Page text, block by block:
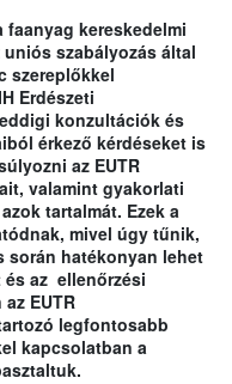
faanyag kereskedelmi
szabályozás által
szereplőkkel
Erdészeti
konzultációk és
érkező kérdéseket is
az EUTR
valamint gyakorlati
tartalmát. Ezek a
mivel úgy tűnik,
során hatékonyan lehet
az ellenőrzési
EUTR
legfontosabb
kapcsolatban a